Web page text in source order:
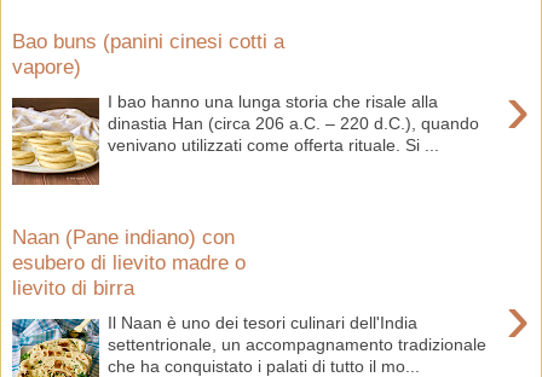
Bao buns (panini cinesi cotti a
vapore)
›
I bao hanno una lunga storia che risale alla
dinastia Han (circa 206 a.C. – 220 d.C.), quando
venivano utilizzati come offerta rituale. Si ...
Naan (Pane indiano) con
esubero di lievito madre o
lievito di birra
›
Il Naan è uno dei tesori culinari dell'India
settentrionale, un accompagnamento tradizionale
che ha conquistato i palati di tutto il mo...